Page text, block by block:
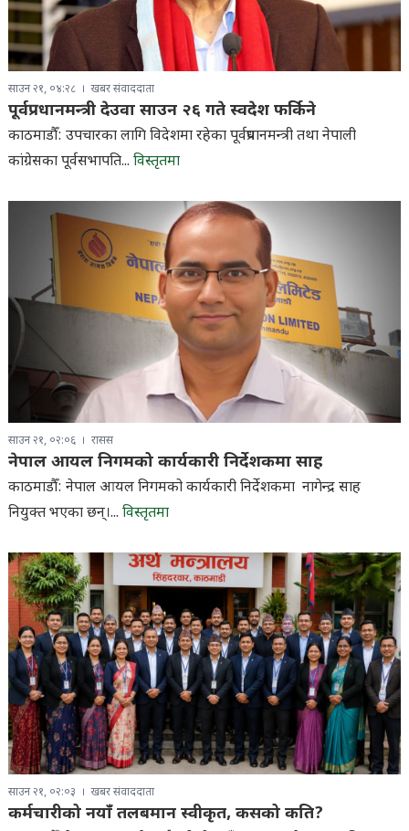
साउन २१, ०४:२८ खबर संवाददाता
पूर्वप्रधानमन्त्री देउवा साउन २६ गते स्वदेश फर्किने
काठमाडौँ: उपचारका लागि विदेशमा रहेका पूर्वप्रधानमन्त्री तथा नेपाली
कांग्रेसका पूर्वसभापति... विस्तृतमा
साउन २१, ०२:०६ रासस
नेपाल आयल निगमको कार्यकारी निर्देशकमा साह
काठमाडौँ: नेपाल आयल निगमको कार्यकारी निर्देशकमा नागेन्द्र साह
नियुक्त भएका छन्।... विस्तृतमा
साउन २१, ०२:०३ खबर संवाददाता
कर्मचारीको नयाँ तलबमान स्वीकृत, कसको कति?